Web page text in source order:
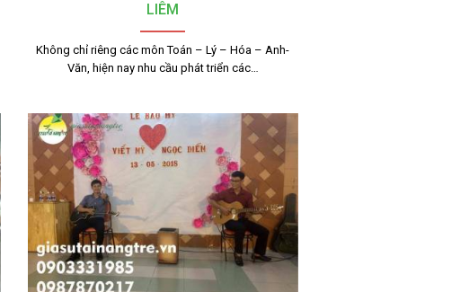
LIÊM
Không chỉ riêng các môn Toán – Lý – Hóa – Anh-
Văn, hiện nay nhu cầu phát triển các…